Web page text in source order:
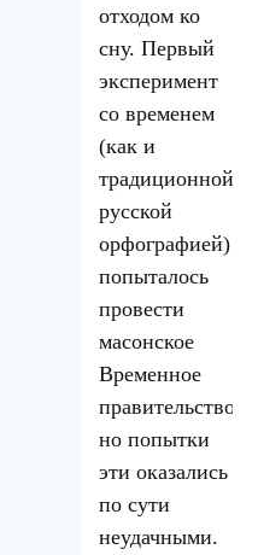
отходом ко
сну. Первый
эксперимент
со временем
(как и
традиционной
русской
орфографией)
попыталось
провести
масонское
Временное
правительство,
но попытки
эти оказались
по сути
неудачными.